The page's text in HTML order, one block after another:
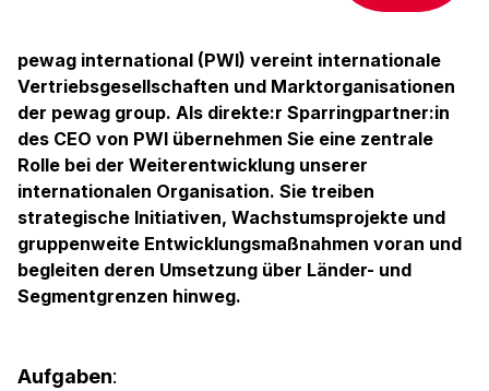
pewag international (PWI) vereint internationale
Vertriebsgesellschaften und Marktorganisationen
der pewag group. Als direkte:r Sparringpartner:in
des CEO von PWI übernehmen Sie eine zentrale
Rolle bei der Weiterentwicklung unserer
internationalen Organisation. Sie treiben
strategische Initiativen, Wachstumsprojekte und
gruppenweite Entwicklungsmaßnahmen voran und
begleiten deren Umsetzung über Länder- und
Segmentgrenzen hinweg.
Aufgaben: